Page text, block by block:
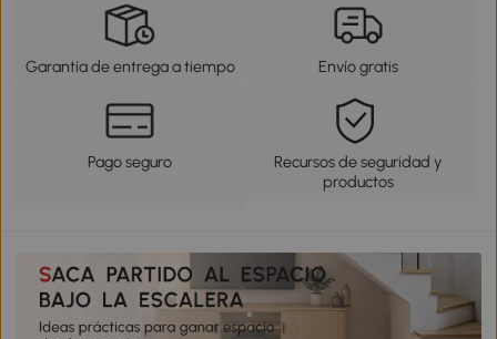
Garantía de entrega a tiempo Envío gratis
Pago seguro
Recursos de seguridad y
productos